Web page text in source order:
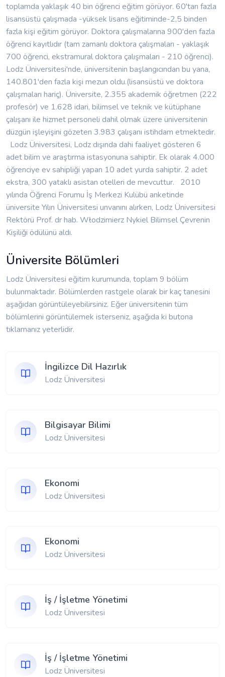
toplamda yaklaşık 40 bin öğrenci eğitim görüyor. 60'tan fazla
lisansüstü çalışmada -yüksek lisans eğitiminde-2,5 binden
fazla kişi eğitim görüyor. Doktora çalışmalarına 900'den fazla
öğrenci kayıtlıdır (tam zamanlı doktora çalışmaları - yaklaşık
700 öğrenci, ekstramural doktora çalışmaları - 210 öğrenci).
Lodz Üniversitesi'nde, üniversitenin başlangıcından bu yana,
140.801'den fazla kişi mezun oldu.(lisansüstü ve doktora
çalışmaları hariç). Üniversite, 2.355 akademik öğretmen (222
profesör) ve 1.628 idari, bilimsel ve teknik ve kütüphane
çalışanı ile hizmet personeli dahil olmak üzere üniversitenin
düzgün işleyişini gözeten 3.983 çalışanı istihdam etmektedir.
Lodz Üniversitesi, Lodz dışında dahi faaliyet gösteren 6
adet bilim ve araştırma istasyonuna sahiptir. Ek olarak 4.000
öğrenciye ev sahipliği yapan 10 adet yurda sahiptir. 2 adet
ekstra, 300 yataklı asistan otelleri de mevcuttur. 2010
yılında Öğrenci Forumu İş Merkezi Kulübü anketinde
üniversite Yılın Üniversitesi unvanını alırken, Lodz Üniversitesi
Rektörü Prof. dr hab. Włodzimierz Nykiel Bilimsel Çevrenin
Kişiliği ödülünü aldı.
Üniversite Bölümleri
Lodz Üniversitesi eğitim kurumunda, toplam 9 bölüm
bulunmaktadır. Bölümlerden rastgele olarak bir kaç tanesini
aşağıdan görüntüleyebilirsiniz. Eğer üniversitenin tüm
bölümlerini görüntülemek isterseniz, aşağıda ki butona
tıklamanız yeterlidir.
İngilizce Dil Hazırlık
Lodz Üniversitesi
Bilgisayar Bilimi
Lodz Üniversitesi
Ekonomi
Lodz Üniversitesi
Ekonomi
Lodz Üniversitesi
İş / İşletme Yönetimi
Lodz Üniversitesi
İş / İşletme Yönetimi
Lodz Üniversitesi